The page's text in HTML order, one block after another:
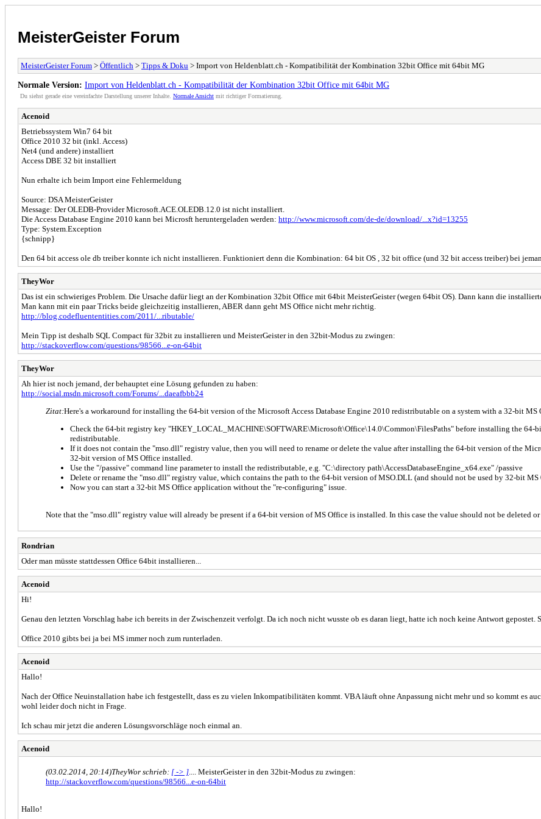
MeisterGeister Forum
MeisterGeister Forum > Öffentlich > Tipps & Doku > Import von Heldenblatt.ch - Kompatibilität der Kombination 32bit Office mit 64bit MG
Normale Version: Import von Heldenblatt.ch - Kompatibilität der Kombination 32bit Office mit 64bit MG
Du siehst gerade eine vereinfachte Darstellung unserer Inhalte. Normale Ansicht mit richtiger Formatierung.
Acenoid
Betriebssystem Win7 64 bit
Office 2010 32 bit (inkl. Access)
Net4 (und andere) installiert
Access DBE 32 bit installiert
Nun erhalte ich beim Import eine Fehlermeldung
Source: DSA MeisterGeister
Message: Der OLEDB-Provider Microsoft.ACE.OLEDB.12.0 ist nicht installiert.
Die Access Database Engine 2010 kann bei Microsft heruntergeladen werden: http://www.microsoft.com/de-de/download/...x?id=13255
Type: System.Exception
{schnipp}
Den 64 bit access ole db treiber konnte ich nicht installieren. Funktioniert denn die Kombination: 64 bit OS , 32 bit office (und 32 bit access treiber) bei
TheyWor
Das ist ein schwieriges Problem. Die Ursache dafür liegt an der Kombination 32bit Office mit 64bit MeisterGeister (wegen 64bit OS). Dann kann die
Man kann mit ein paar Tricks beide gleichzeitig installieren, ABER dann geht MS Office nicht mehr richtig.
http://blog.codefluententities.com/2011/...ributable/
Mein Tipp ist deshalb SQL Compact für 32bit zu installieren und MeisterGeister in den 32bit-Modus zu zwingen:
http://stackoverflow.com/questions/98566...e-on-64bit
TheyWor
Ah hier ist noch jemand, der behauptet eine Lösung gefunden zu haben:
http://social.msdn.microsoft.com/Forums/...daeafbbb24
Zitat:Here's a workaround for installing the 64-bit version of the Microsoft Access Database Engine 2010 redistributable on a system with a 32-bit
Check the 64-bit registry key "HKEY_LOCAL_MACHINE\SOFTWARE\Microsoft\Office\14.0\Common\FilesPaths" before installing the 64-
redistributable.
If it does not contain the "mso.dll" registry value, then you will need to rename or delete the value after installing the 64-bit version of the
32-bit version of MS Office installed.
Use the "/passive" command line parameter to install the redistributable, e.g. "C:\directory path\AccessDatabaseEngine_x64.exe" /passive
Delete or rename the "mso.dll" registry value, which contains the path to the 64-bit version of MSO.DLL (and should not be used by 32-bit MS
Now you can start a 32-bit MS Office application without the "re-configuring" issue.
Note that the "mso.dll" registry value will already be present if a 64-bit version of MS Office is installed. In this case the value should not be deleted or
Rondrian
Oder man müsste stattdessen Office 64bit installieren...
Acenoid
Hi!
Genau den letzten Vorschlag habe ich bereits in der Zwischenzeit verfolgt. Da ich noch nicht wusste ob es daran liegt, hatte ich noch keine Antwort gepostet.
Office 2010 gibts bei ja bei MS immer noch zum runterladen.
Acenoid
Hallo!
Nach der Office Neuinstallation habe ich festgestellt, dass es zu vielen Inkompatibilitäten kommt. VBA läuft ohne Anpassung nicht mehr und so kommt es
wohl leider doch nicht in Frage.
Ich schau mir jetzt die anderen Lösungsvorschläge noch einmal an.
Acenoid
(03.02.2014, 20:14)TheyWor schrieb: [ -> ] .... MeisterGeister in den 32bit-Modus zu zwingen:
http://stackoverflow.com/questions/98566...e-on-64bit
Hallo!